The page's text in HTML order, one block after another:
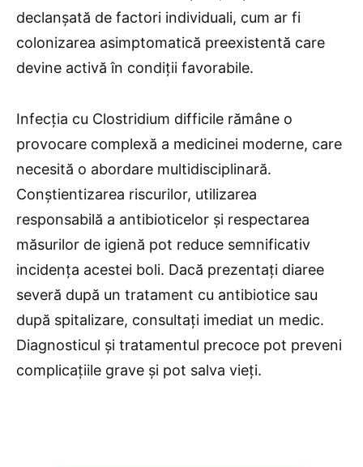
declanșată de factori individuali, cum ar fi
colonizarea asimptomatică preexistentă care
devine activă în condiții favorabile.
Infecția cu Clostridium difficile rămâne o
provocare complexă a medicinei moderne, care
necesită o abordare multidisciplinară.
Conștientizarea riscurilor, utilizarea
responsabilă a antibioticelor și respectarea
măsurilor de igienă pot reduce semnificativ
incidența acestei boli. Dacă prezentați diaree
severă după un tratament cu antibiotice sau
după spitalizare, consultați imediat un medic.
Diagnosticul și tratamentul precoce pot preveni
complicațiile grave și pot salva vieți.